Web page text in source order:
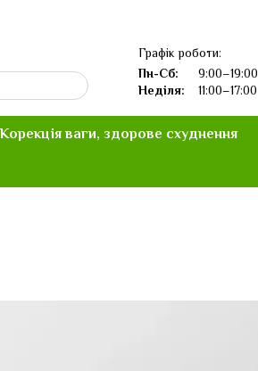
Графік роботи:
Пн-Сб:
9:00–19:00
Неділя:
11:00–17:00
Корекція ваги, здорове схуднення